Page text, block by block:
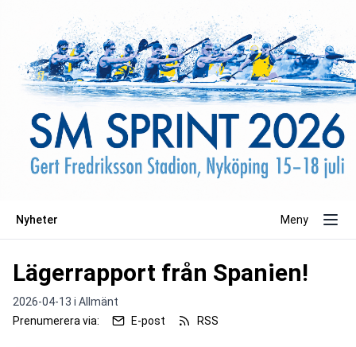
Nyheter Meny
Lägerrapport från Spanien!
2026-04-13 i Allmänt
Prenumerera via:
E-post RSS